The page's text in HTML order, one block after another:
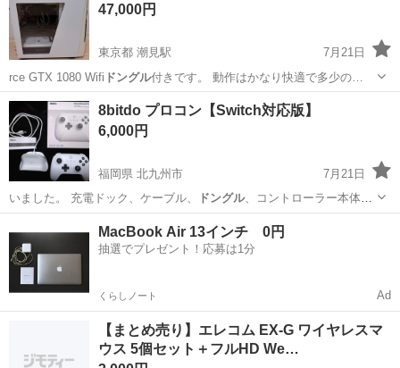
47,000円
東京都 潮見駅
7月21日
rce GTX 1080 Wifi ドングル付きです。 動作はかなり快適で多少の…
東京 江東区 デスクトップパソコン
デスクトップ
8bitdo プロコン【Switch対応版】
6,000円
福岡県 北九州市
7月21日
いました。 充電ドック、ケーブル、
ドングル、コントローラー本体、
説明書揃ってい…
MacBook Air 13インチ 0円
抽選でプレゼント！応募は1分
くらしノート Ad
【まとめ売り】エレコム EX-G ワイヤレスマ
ウス 5個セット＋フルHD We…